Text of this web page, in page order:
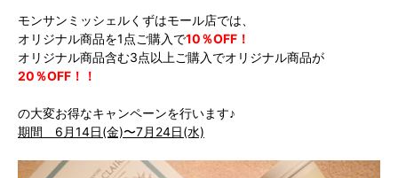
モンサンミッシェルくずはモール店では、
オリジナル商品を1点ご購入で10％OFF！
オリジナル商品含む3点以上ご購入でオリジナル商品が
20％OFF！！
の大変お得なキャンペーンを行います♪
期間 6月14日(金)〜7月24日(水)